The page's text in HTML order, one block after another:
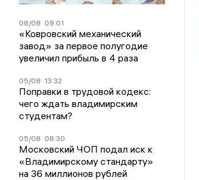
08/08 09:01
«Ковровский механический
завод» за первое полугодие
увеличил прибыль в 4 раза
05/08 13:32
Поправки в трудовой кодекс:
чего ждать владимирским
студентам?
05/08 08:30
Московский ЧОП подал иск к
«Владимирскому стандарту»
на 36 миллионов рублей